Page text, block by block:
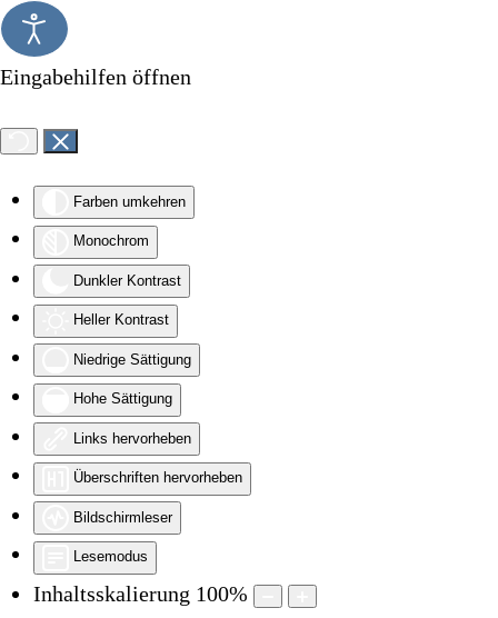
Eingabehilfen öffnen
Farben umkehren
Monochrom
Dunkler Kontrast
Heller Kontrast
Niedrige Sättigung
Hohe Sättigung
Links hervorheben
Überschriften hervorheben
Bildschirmleser
Lesemodus
Inhaltsskalierung 100%